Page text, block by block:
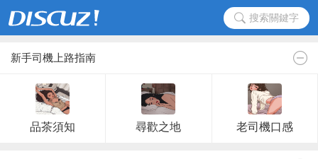
搜索關鍵字
新手司機上路指南
品茶須知 尋歡之地 老司機口感